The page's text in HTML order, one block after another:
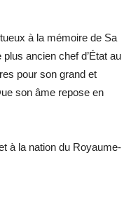
à la mémoire de Sa
ancien chef d’État au
pour son grand et
son âme repose en
à la nation du Royaume-